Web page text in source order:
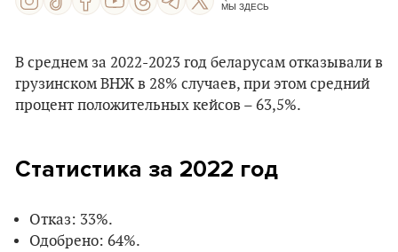
МЫ ЗДЕСЬ
В среднем за 2022-2023 год беларусам отказывали в
грузинском ВНЖ в 28% случаев, при этом средний
процент положительных кейсов – 63,5%.
Статистика за 2022 год
Отказ: 33%.
Одобрено: 64%.